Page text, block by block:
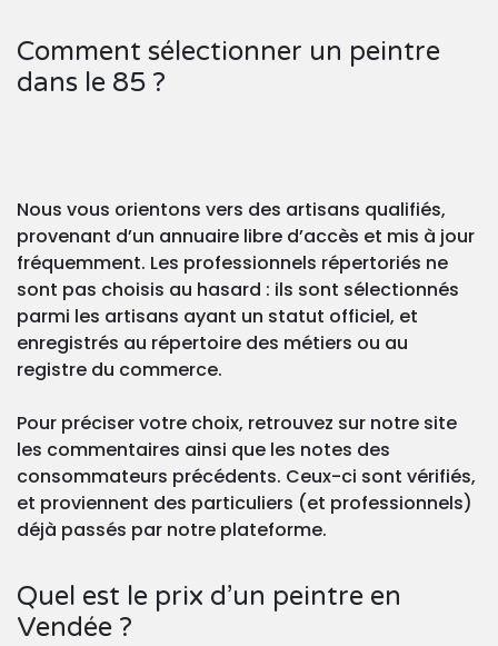
Comment sélectionner un peintre
dans le 85 ?
Nous vous orientons vers des artisans qualifiés,
provenant d’un annuaire libre d’accès et mis à jour
fréquemment. Les professionnels répertoriés ne
sont pas choisis au hasard : ils sont sélectionnés
parmi les artisans ayant un statut officiel, et
enregistrés au répertoire des métiers ou au
registre du commerce.
Pour préciser votre choix, retrouvez sur notre site
les commentaires ainsi que les notes des
consommateurs précédents. Ceux-ci sont vérifiés,
et proviennent des particuliers (et professionnels)
déjà passés par notre plateforme.
Quel est le prix d’un peintre en
Vendée ?